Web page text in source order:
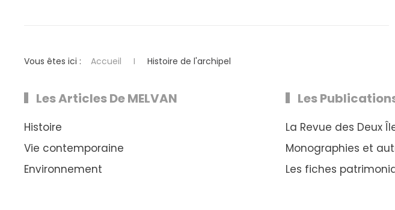
Vous êtes ici : Accueil Histoire de l'archipel
Les Articles De MELVAN
Histoire
Vie contemporaine
Environnement
Les
La Revue des Deux
Monographies et
Les fiches